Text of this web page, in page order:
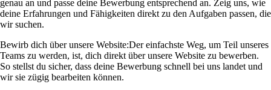
genau an und passe deine Bewerbung entsprechend an. Zeig uns, wie
deine Erfahrungen und Fähigkeiten direkt zu den Aufgaben passen, die
wir suchen.
Bewirb dich über unsere Website:Der einfachste Weg, um Teil unseres
Teams zu werden, ist, dich direkt über unsere Website zu bewerben.
So stellst du sicher, dass deine Bewerbung schnell bei uns landet und
wir sie zügig bearbeiten können.